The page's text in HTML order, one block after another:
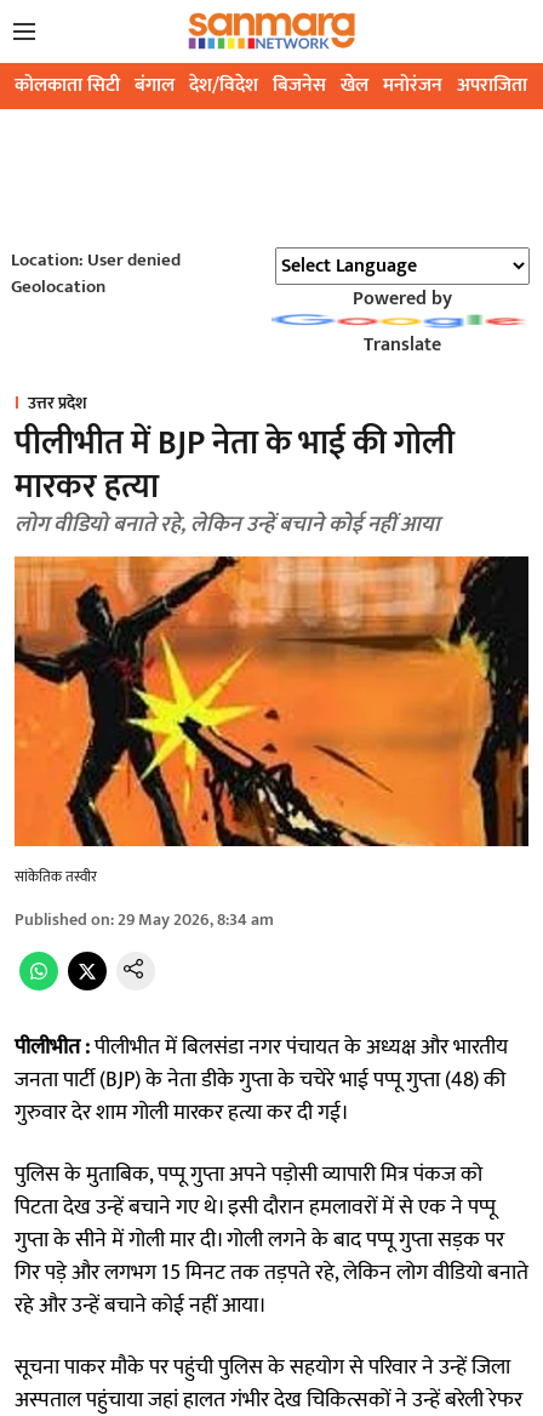
कोलकाता सिटी बंगाल देश/विदेश बिजनेस खेल मनोरंजन अपराजिता
Location: User denied
Geolocation
Powered by
Translate
उत्तर प्रदेश
पीलीभीत में BJP नेता के भाई की गोली
मारकर हत्या
लोग वीडियो बनाते रहे, लेकिन उन्हें बचाने कोई नहीं आया
सांकेतिक तस्वीर
Published on:29 May 2026, 8:34 am
पीलीभीत :पीलीभीत में बिलसंडा नगर पंचायत के अध्यक्ष और भारतीय
जनता पार्टी (BJP) के नेता डीके गुप्ता के चचेरे भाई पप्पू गुप्ता (48) की
गुरुवार देर शाम गोली मारकर हत्या कर दी गई।
पुलिस के मुताबिक, पप्पू गुप्ता अपने पड़ोसी व्यापारी मित्र पंकज को
पिटता देख उन्हें बचाने गए थे। इसी दौरान हमलावरों में से एक ने पप्पू
गुप्ता के सीने में गोली मार दी। गोली लगने के बाद पप्पू गुप्ता सड़क पर
गिर पड़े और लगभग 15 मिनट तक तड़पते रहे, लेकिन लोग वीडियो बनाते
रहे और उन्हें बचाने कोई नहीं आया।
सूचना पाकर मौके पर पहुंची पुलिस के सहयोग से परिवार ने उन्हें जिला
अस्पताल पहुंचाया जहां हालत गंभीर देख चिकित्सकों ने उन्हें बरेली रेफर